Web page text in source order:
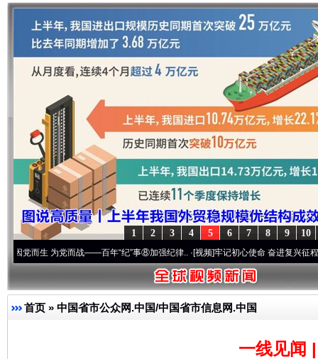
10
9
8
7
6
5
4
3
2
1
党而战——百年“纪”事⑧加强纪律..·[视频]牢记初心使命 奋进复兴征程丨“转折之城”
首页 » 中国省市公众网.中国/中国省市信息网.中国
一线见闻